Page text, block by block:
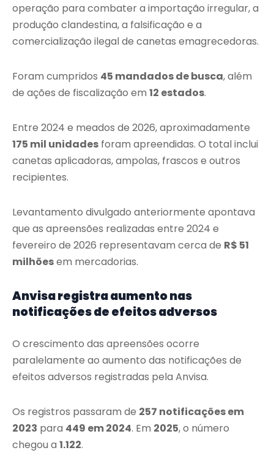
operação para combater a importação irregular, a
produção clandestina, a falsificação e a
comercialização ilegal de canetas emagrecedoras.
Foram cumpridos 45 mandados de busca, além
de ações de fiscalização em 12 estados.
Entre 2024 e meados de 2026, aproximadamente
175 mil unidades foram apreendidas. O total inclui
canetas aplicadoras, ampolas, frascos e outros
recipientes.
Levantamento divulgado anteriormente apontava
que as apreensões realizadas entre 2024 e
fevereiro de 2026 representavam cerca de R$ 51
milhõesem mercadorias.
Anvisa registra aumento nas
notificações de efeitos adversos
O crescimento das apreensões ocorre
paralelamente ao aumento das notificações de
efeitos adversos registradas pela Anvisa.
Os registros passaram de 257 notificações em
2023 para 449 em 2024. Em 2025, o número
chegou a 1.122.